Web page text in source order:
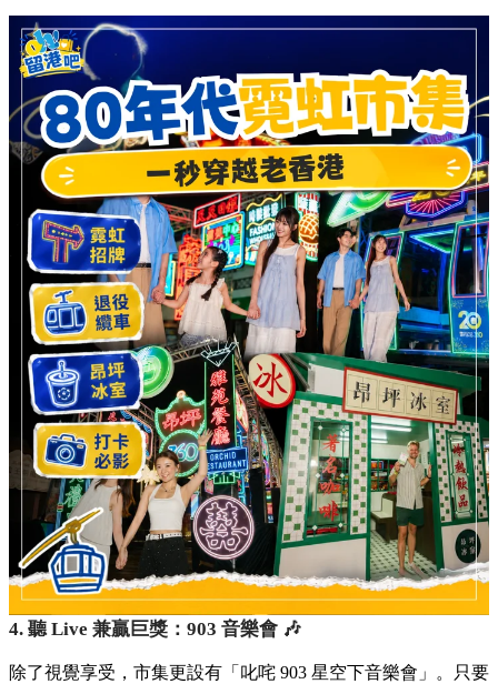
4. 聽 Live 兼贏巨獎：903 音樂會 🎶
除了視覺享受，市集更設有「叱咤 903 星空下音樂會」。只要